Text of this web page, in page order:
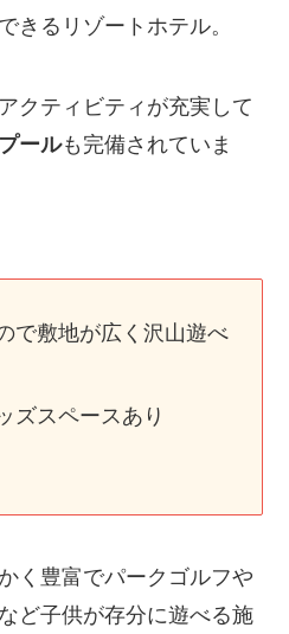
きるリゾートホテル。
クティビティが充実して
ールも完備されていま
で敷地が広く沢山遊べ
ズスペースあり
く豊富でパークゴルフや
ど子供が存分に遊べる施